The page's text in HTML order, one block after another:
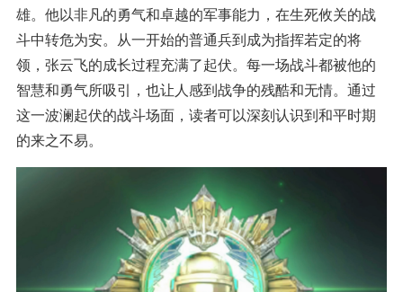
雄。他以非凡的勇气和卓越的军事能力，在生死攸关的战
斗中转危为安。从一开始的普通兵到成为指挥若定的将
领，张云飞的成长过程充满了起伏。每一场战斗都被他的
智慧和勇气所吸引，也让人感到战争的残酷和无情。通过
这一波澜起伏的战斗场面，读者可以深刻认识到和平时期
的来之不易。